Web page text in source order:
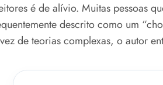
é de alívio. Muitas pessoas
descrito como um
de teorias complexas, o autor